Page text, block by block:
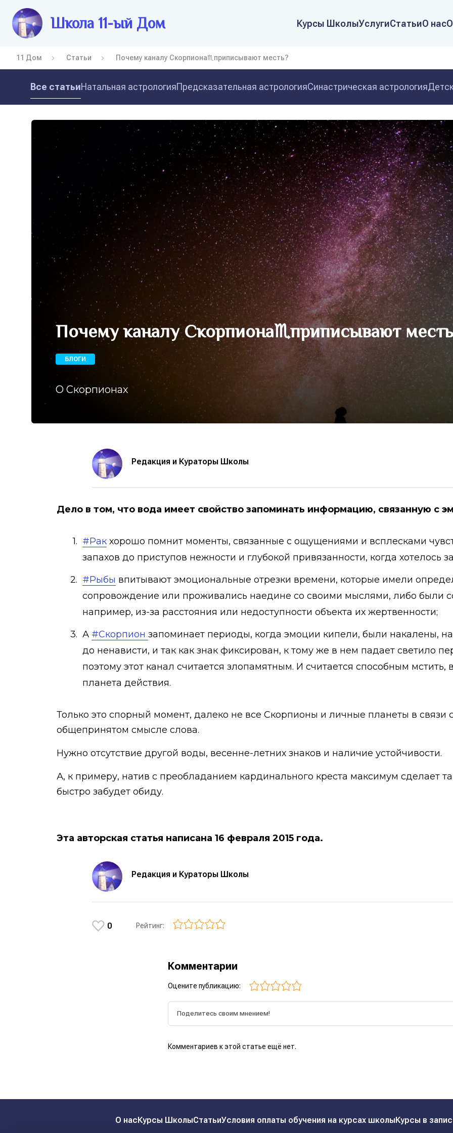
Школа 11-ый Дом Курсы ШколыУслугиСтатьиО нас
11 Дом Статьи Почему каналу Скорпиона♏приписывают месть?
Все статьиНатальная астрологияПредсказательная астрологияСинастрическая астрология
Почему каналу Скорпиона♏приписывают
БЛОГИ
О Скорпионах
Редакция и Кураторы Школы
Дело в том, что вода имеет свойство запоминать информацию, связанную с
#Рак хорошо помнит моменты, связанные с ощущениями и всплесками
запахов до приступов нежности и глубокой привязанности, когда хотелось
#Рыбы впитывают эмоциональные отрезки времени, которые имели
сопровождение или проживались наедине со своими мыслями, либо были
например, из-за расстояния или недоступности объекта их жертвенности;
А #Скорпион запоминает периоды, когда эмоции кипели, были накалены,
до ненависти, и так как знак фиксирован, к тому же в нем падает светило
поэтому этот канал считается злопамятным. И считается способным
планета действия.
Только это спорный момент, далеко не все Скорпионы и личные планеты в связи
общепринятом смысле слова.
Нужно отсутствие другой воды, весенне-летних знаков и наличие устойчивости.
А, к примеру, натив с преобладанием кардинального креста максимум сделает
быстро забудет обиду.
Эта авторская статья написана 16 февраля 2015 года.
Редакция и Кураторы Школы
0 Рейтинг:
Комментарии
Оцените публикацию:
Комментариев к этой статье ещё нет.
О насКурсы ШколыСтатьиУсловия оплаты обучения на курсах школыКурсы в